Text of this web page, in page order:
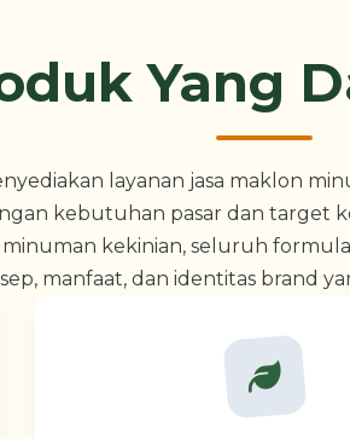
Yang
layanan jasa maklon
kebutuhan pasar dan target
kekinian, seluruh
manfaat, dan identitas brand